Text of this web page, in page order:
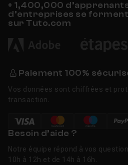
+ 1,400,000
d’entreprises se
sur Tuto.com
Paiement 100%
Vos données sont chiffrées et
transaction.
Besoin d’aide ?
Notre équipe répond à vos
10h à 12h et de 14h à 16h.